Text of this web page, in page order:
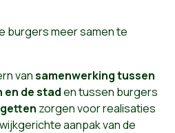
burgers meer samen te
vansamenwerking tussen
de staden tussen burgers
zorgen voor realisaties
aanpak van de